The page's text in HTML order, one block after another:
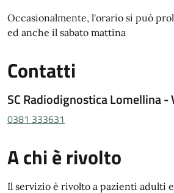
Occasionalmente, l'orario si può
ed anche il sabato mattina
Contatti
SC Radiodignostica Lomellina -
0381 333631
A chi è rivolto
Il servizio è rivolto a pazienti adulti